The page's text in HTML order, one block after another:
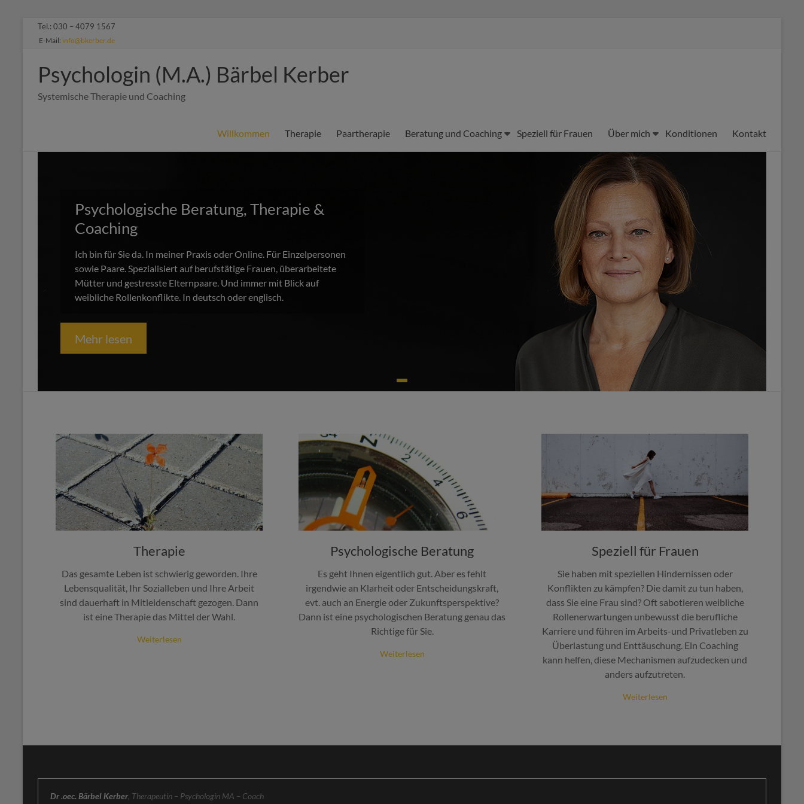
Zum
springen
Tel.: 030 – 4079 1567
E-Mail: info@bkerber.de
Psychologin (M.A.) Bärbel Kerber
Systemische Therapie und Coaching
Willkommen Therapie Paartherapie Beratung und Coaching Speziell für Frauen Über mich Konditionen Kontakt
Psychologische Beratung, Therapie &
Coaching
Ich bin für Sie da. In meiner Praxis oder Online. Für Einzelpersonen
sowie Paare. Spezialisiert auf berufstätige Frauen, überarbeitete
Mütter und gestresste Elternpaare. Und immer mit Blick auf
weibliche Rollenkonflikte. In deutsch oder englisch.
Mehr lesen
Therapie
Das gesamte Leben ist schwierig geworden. Ihre
Lebensqualität, Ihr Sozialleben und Ihre Arbeit
sind dauerhaft in Mitleidenschaft gezogen. Dann
ist eine Therapie das Mittel der Wahl.
Weiterlesen
Psychologische Beratung
Es geht Ihnen eigentlich gut. Aber es fehlt
irgendwie an Klarheit oder Entscheidungskraft,
evt. auch an Energie oder Zukunftsperspektive?
Dann ist eine psychologischen Beratung genau das
Richtige für Sie.
Weiterlesen
Speziell für Frauen
Sie haben mit speziellen Hindernissen oder
Konflikten zu kämpfen? Die damit zu tun haben,
dass Sie eine Frau sind? Oft sabotieren weibliche
Rollenerwartungen unbewusst die berufliche
Karriere und führen im Arbeits-und Privatleben zu
Überlastung und Enttäuschung. Ein Coaching
kann helfen, diese Mechanismen aufzudecken und
anders aufzutreten.
Weiterlesen
Dr .oec. Bärbel Kerber, Therapeutin – Psychologin MA – Coach